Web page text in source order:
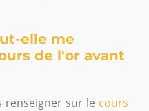
elle me
de l'or avant
renseigner sur le cours